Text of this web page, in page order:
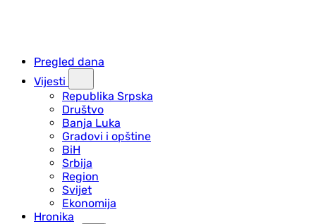
Pregled dana
Vijesti
Republika Srpska
Društvo
Banja Luka
Gradovi i opštine
BiH
Srbija
Region
Svijet
Ekonomija
Hronika